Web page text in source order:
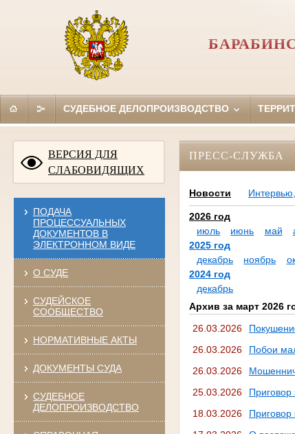
СУДЕБНОЕ ДЕЛОПРОИЗВОДСТВО
ВЕРСИЯ ДЛЯ
СЛАБОВИДЯЩИХ
ПОДАЧА
ПРОЦЕССУАЛЬНЫХ
ДОКУМЕНТОВ В
ЭЛЕКТРОННОМ ВИДЕ
О СУДЕ
СУДЕЙСКОЕ
СООБЩЕСТВО
НОРМАТИВНЫЕ АКТЫ
ДОКУМЕНТЫ СУДА
СУДЕБНОЕ
ДЕЛОПРОИЗВОДСТВО
ПРЕСС-СЛУЖБА
Новости
2026 год
июль
июнь май
2025 год
декабрь
ноябрь
2024 год
декабрь
Архив за март 2026
26.03.2026
26.03.2026
Побои
26.03.2026
25.03.2026
Приговор
18.03.2026
Приговор